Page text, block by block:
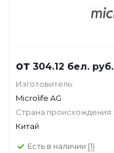
от 304.12 бел. руб.
Изготовитель:
Microlife AG
Страна происхождения:
Китай
Есть в наличии (1)